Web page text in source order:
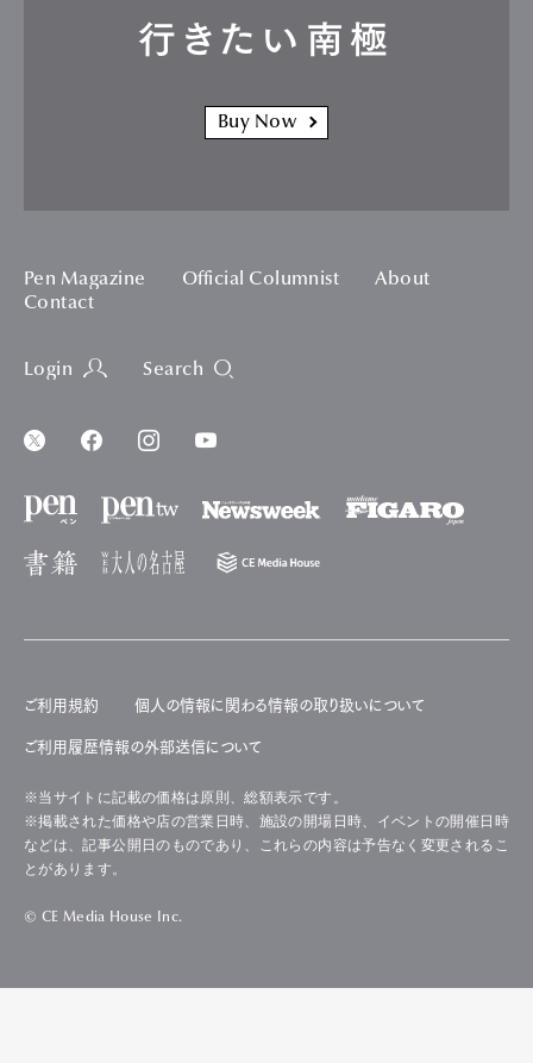
行きたい南極
Buy Now
Pen Magazine Official Columnist
About
Contact
Login Search
ご利用規約 個人の情報に関わる情報の取り扱いについて
ご利用履歴情報の外部送信について
※当サイトに記載の価格は原則、総額表示です。
※掲載された価格や店の営業日時、施設の開場日時、イベントの開催日時
などは、記事公開日のものであり、これらの内容は予告なく変更されるこ
とがあります。
© CE Media House Inc.